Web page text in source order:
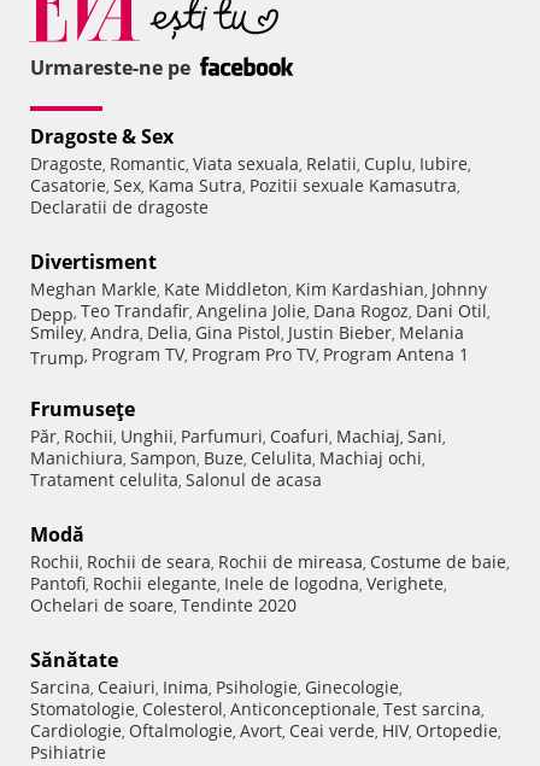
Urmareste-ne pe
Dragoste & Sex
Dragoste, Romantic, Viata sexuala, Relatii, Cuplu, Iubire,
Casatorie, Sex, Kama Sutra, Pozitii sexuale Kamasutra,
Declaratii de dragoste
Divertisment
Meghan Markle, Kate Middleton, Kim Kardashian, Johnny
Depp, Teo Trandafir, Angelina Jolie, Dana Rogoz, Dani Otil,
Smiley, Andra, Delia, Gina Pistol, Justin Bieber, Melania
Trump, Program TV, Program Pro TV, Program Antena 1
Frumuseţe
Păr, Rochii, Unghii, Parfumuri, Coafuri, Machiaj, Sani,
Manichiura, Sampon, Buze, Celulita, Machiaj ochi,
Tratament celulita, Salonul de acasa
Modă
Rochii, Rochii de seara, Rochii de mireasa, Costume de baie,
Pantofi, Rochii elegante, Inele de logodna, Verighete,
Ochelari de soare, Tendinte 2020
Sănătate
Sarcina, Ceaiuri, Inima, Psihologie, Ginecologie,
Stomatologie, Colesterol, Anticonceptionale, Test sarcina,
Cardiologie, Oftalmologie, Avort, Ceai verde, HIV, Ortopedie,
Psihiatrie